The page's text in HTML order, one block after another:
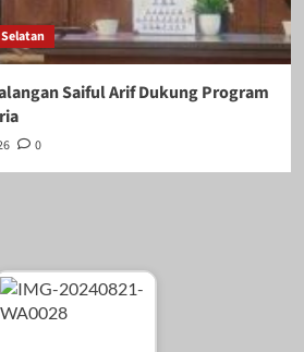
Saiful Arif Dukung Program
0